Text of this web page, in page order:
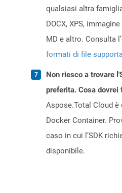
qualsiasi altra
DOCX, XPS, immagine
MD e altro. Consulta
formati di file
Non riesco a trovare
preferita. Cosa dovrei
Aspose.Total Cloud
Docker Container.
caso in cui l’SDK
disponibile.